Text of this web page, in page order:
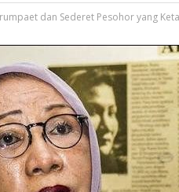
dan Sederet Pesohor yang